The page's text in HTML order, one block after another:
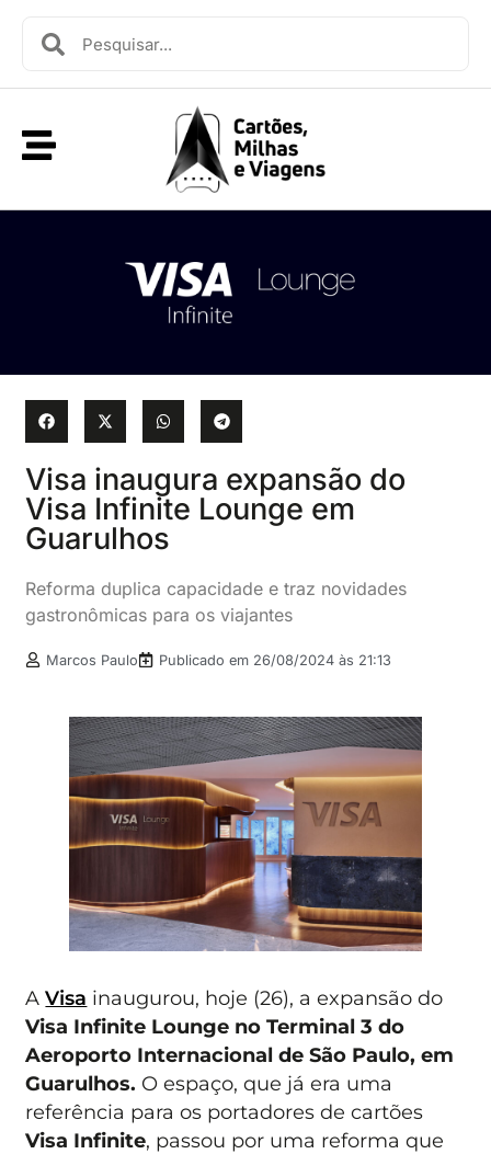
Visa inaugura expansão do
Visa Infinite Lounge em
Guarulhos
Reforma duplica capacidade e traz novidades
gastronômicas para os viajantes
Marcos Paulo Publicado em 26/08/2024 às 21:13
AVisa inaugurou, hoje (26), a expansão do
Visa Infinite Lounge no Terminal 3 do
Aeroporto Internacional de São Paulo, em
Guarulhos. O espaço, que já era uma
referência para os portadores de cartões
Visa Infinite, passou por uma reforma que